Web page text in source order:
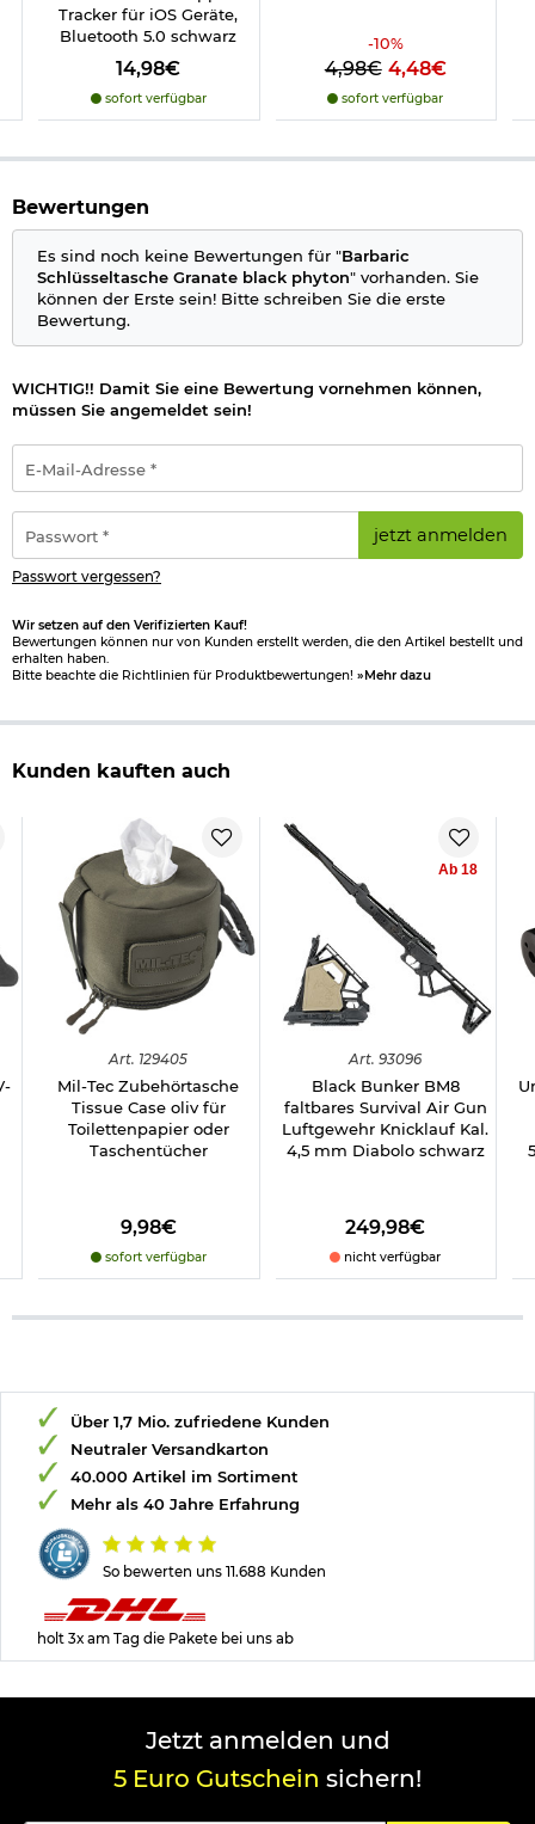
Tracker für iOS Geräte,
Bluetooth 5.0 schwarz
14,98€
sofort verfügbar
-10%
4,98€ 4,48€
sofort verfügbar
Bewertungen
Es sind noch keine Bewertungen für "Barbaric
Schlüsseltasche Granate black phyton" vorhanden. Sie
können der Erste sein! Bitte schreiben Sie die erste
Bewertung.
WICHTIG!! Damit Sie eine Bewertung vornehmen können,
müssen Sie angemeldet sein!
Mail-
Adresse
*
jetzt anmelden
Passwort vergessen?
Wir setzen auf den Verifizierten Kauf!
Bewertungen können nur von Kunden erstellt werden, die den Artikel bestellt und
erhalten haben.
Bitte beachte die Richtlinien für Produktbewertungen! »Mehr dazu
Kunden kauften auch
Art. 129405
Mil-Tec Zubehörtasche
Tissue Case oliv für
Toilettenpapier oder
Taschentücher
9,98€
sofort verfügbar
Ab 18
Art. 93096
Black Bunker BM8
faltbares Survival Air Gun
Luftgewehr Knicklauf Kal.
4,5 mm Diabolo schwarz
249,98€
nicht verfügbar
So bewerten uns 11.688 Kunden
Über 1,7 Mio. zufriedene Kunden
Neutraler Versandkarton
40.000 Artikel im Sortiment
Mehr als 40 Jahre Erfahrung
holt 3x am Tag die Pakete bei uns ab
Jetzt anmelden und
5 Euro Gutschein sichern!